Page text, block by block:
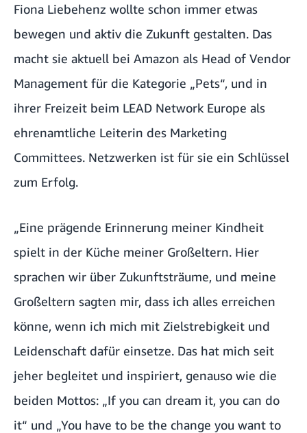
Fiona Liebehenz wollte schon immer etwas
bewegen und aktiv die Zukunft gestalten. Das
macht sie aktuell bei Amazon als Head of Vendor
Management für die Kategorie „Pets“, und in
ihrer Freizeit beim LEAD Network Europe als
ehrenamtliche Leiterin des Marketing
Committees. Netzwerken ist für sie ein Schlüssel
zum Erfolg.
„Eine prägende Erinnerung meiner Kindheit
spielt in der Küche meiner Großeltern. Hier
sprachen wir über Zukunftsträume, und meine
Großeltern sagten mir, dass ich alles erreichen
könne, wenn ich mich mit Zielstrebigkeit und
Leidenschaft dafür einsetze. Das hat mich seit
jeher begleitet und inspiriert, genauso wie die
beiden Mottos: „If you can dream it, you can do
it“ und „You have to be the change you want to